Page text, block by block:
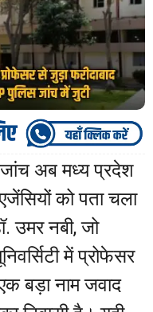
जांच अब मध्य प्रदेश
को पता चला
उमर नबी, जो
में प्रोफेसर
बड़ा नाम जवाद